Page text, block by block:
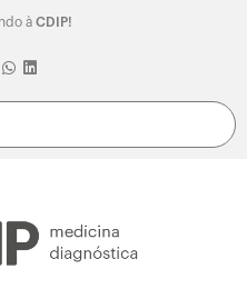
à CDIP!